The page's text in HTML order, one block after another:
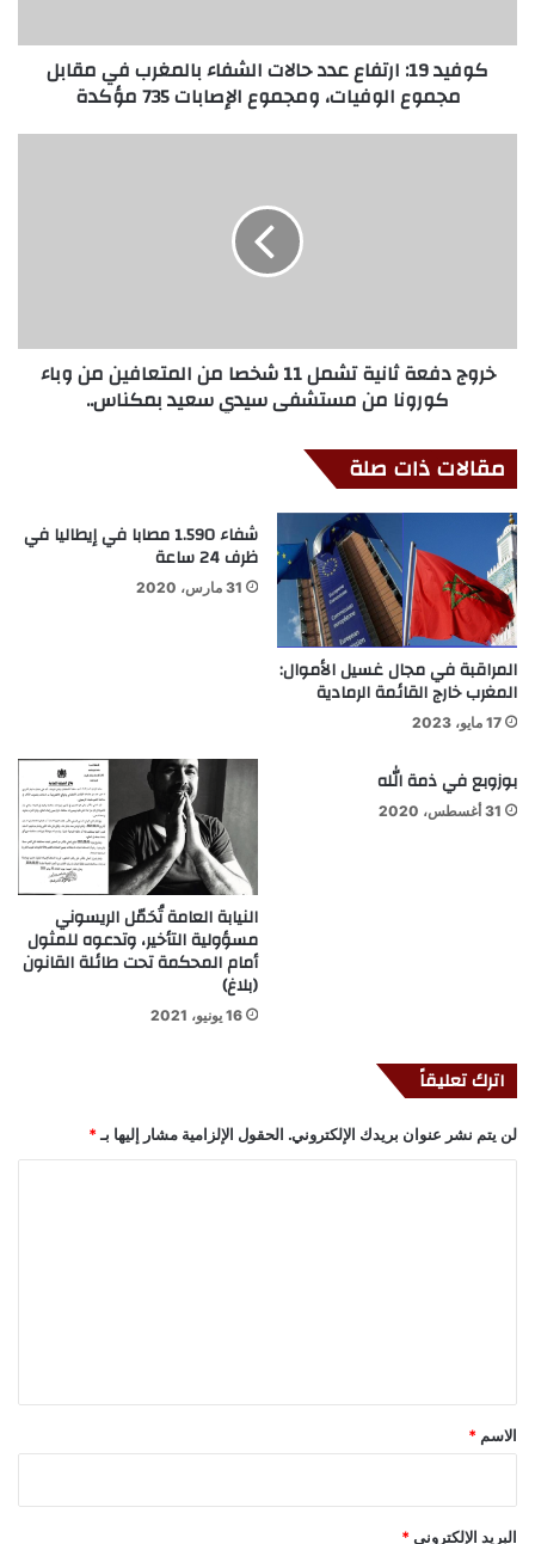
كوفيد 19: ارتفاع عدد حالات الشفاء بالمغرب في مقابل
مجموع الوفيات، ومجموع الإصابات 735 مؤكدة
خروج دفعة ثانية تشمل 11 شخصا من المتعافين من وباء
كورونا من مستشفى سيدي سعيد بمكناس..
مقالات ذات صلة
المراقبة في مجال غسيل الأموال:
المغرب خارج القائمة الرمادية
17 مايو، 2023
شفاء 1.590 مصابا في إيطاليا في
ظرف 24 ساعة
31 مارس، 2020
بوزوبع في ذمة الله
31 أغسطس، 2020
النيابة العامة تُحَمّل الريسوني
مسؤولية التأخير، وتدعوه للمثول
أمام المحكمة تحت طائلة القانون
(بلاغ)
16 يونيو، 2021
اترك تعليقاً
لن يتم نشر عنوان بريدك الإلكتروني. الحقول الإلزامية مشار إليها بـ *
*
الاسم *
البريد الإلكتروني *